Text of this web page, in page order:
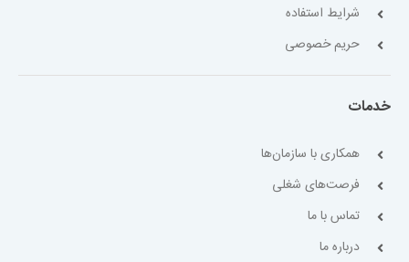
شرایط استفاده
حریم خصوصی
خدمات
همکاری با سازمان‌ها
فرصت‌های شغلی
تماس با ما
درباره ما